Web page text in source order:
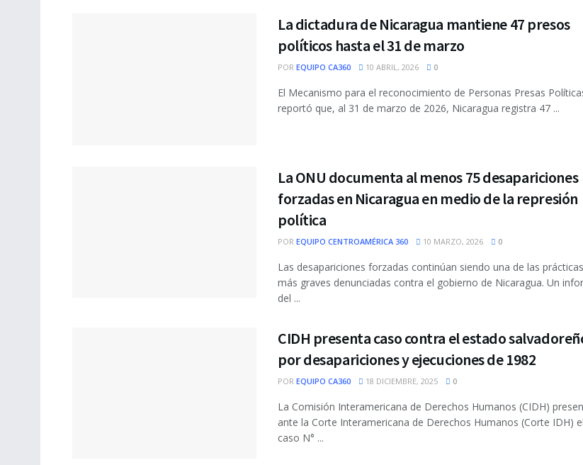
La dictadura de Nicaragua mantiene 47 presos
políticos hasta el 31 de marzo
POR EQUIPO CA360 10 ABRIL, 2026 0
El Mecanismo para el reconocimiento de Personas Presas
reportó que, al 31 de marzo de 2026, Nicaragua registra 47 ...
La ONU documenta al menos 75 desapariciones
forzadas en Nicaragua en medio de la represión
política
POR EQUIPO CENTROAMÉRICA 360 10 MARZO, 2026 0
Las desapariciones forzadas continúan siendo una de las prácticas
más graves denunciadas contra el gobierno de Nicaragua. Un
del ...
CIDH presenta caso contra el estado
por desapariciones y ejecuciones de 1982
POR EQUIPO CA360 18 DICIEMBRE, 2025 0
La Comisión Interamericana de Derechos Humanos (CIDH)
ante la Corte Interamericana de Derechos Humanos (Corte IDH) el
caso N° ...